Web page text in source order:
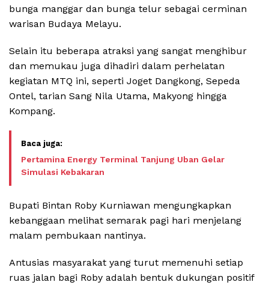
bunga manggar dan bunga telur sebagai cerminan
warisan Budaya Melayu.
Selain itu beberapa atraksi yang sangat menghibur
dan memukau juga dihadiri dalam perhelatan
kegiatan MTQ ini, seperti Joget Dangkong, Sepeda
Ontel, tarian Sang Nila Utama, Makyong hingga
Kompang.
Pertamina Energy Terminal Tanjung Uban Gelar
Simulasi Kebakaran
Bupati Bintan Roby Kurniawan mengungkapkan
kebanggaan melihat semarak pagi hari menjelang
malam pembukaan nantinya.
Antusias masyarakat yang turut memenuhi setiap
ruas jalan bagi Roby adalah bentuk dukungan positif